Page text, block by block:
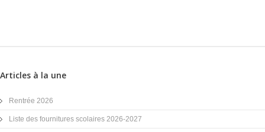
Articles à la une
Rentrée 2026
Liste des fournitures scolaires 2026-2027